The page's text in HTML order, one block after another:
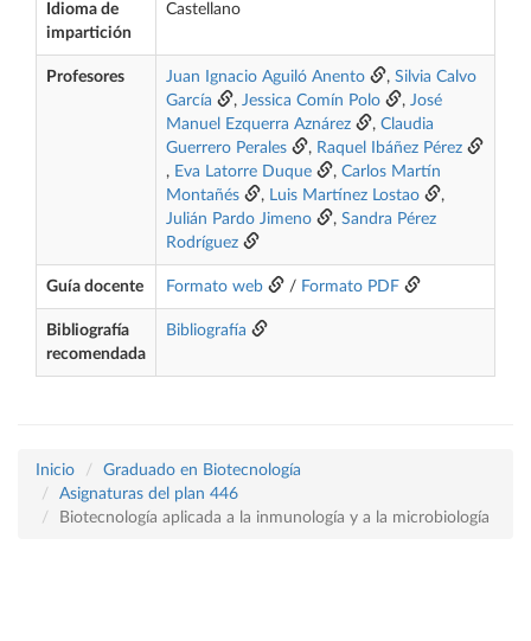
Idioma de
impartición
Castellano
Profesores Juan Ignacio Aguiló Anento , Silvia Calvo
García
, Jessica Comín Polo , José
Manuel Ezquerra Aznárez
, Claudia
Guerrero Perales
, Raquel Ibáñez Pérez
, Eva Latorre Duque , Carlos Martín
Montañés
, Luis Martínez Lostao
,
Julián Pardo Jimeno
, Sandra Pérez
Rodríguez
Guía docente Formato web / Formato PDF
Bibliografía
recomendada
Bibliografía
Inicio
Graduado en Biotecnología
Asignaturas del plan 446
Biotecnología aplicada a la inmunología y a la microbiología